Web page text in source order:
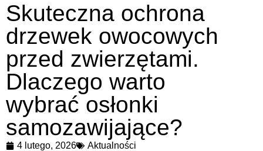
Skuteczna ochrona
drzewek owocowych
przed zwierzętami.
Dlaczego warto
wybrać osłonki
samozawijające?
4 lutego, 2026 Aktualności